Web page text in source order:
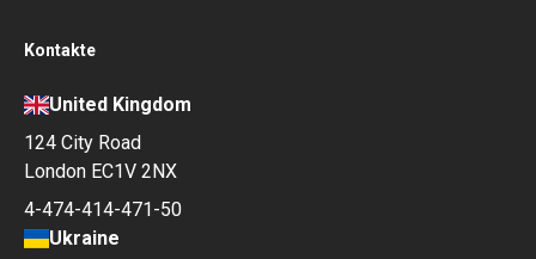
Kontakte
United Kingdom
124 City Road
London EC1V 2NX
4-474-414-471-50
Ukraine